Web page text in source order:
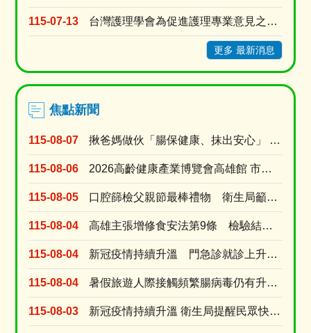
115-07-13 台灣護理學會為促進護理專業意見之蒐集與交流，強化護理人員參與公共事務及政策發展之機會建置「公....
更多 最新消息
焦點新聞
115-08-07 揪爸媽做伙「腸保健康、抹出安心」 衛生局8月父親節篩檢專案送百元超商禮券
115-08-06 2026高齡健康產業博覽會高雄館 市府公私協力打造多元支持中高齡長輩生活方案
115-08-05 口腔篩檢父親節最棒禮物 衛生局籲家長戒檳做榜樣、青少年勇拒第一口檳榔
115-08-04 高雄主張增修食安法第9條 檢驗結果與粗油流向應申報 強化風險預警
115-08-04 新冠疫情持續升溫 門急診就診上升逾8成 新冠疫苗庫存僅1萬餘劑 近一周接種量是前一週的....
115-08-04 暑假旅遊人際接觸頻繁腸病毒仍有升溫風險 衛生局提醒勤洗手有症狀快就醫
115-08-03 新冠疫情持續升溫 衛生局提醒民眾快篩就醫別吃剩藥 以免延誤黃金治療期